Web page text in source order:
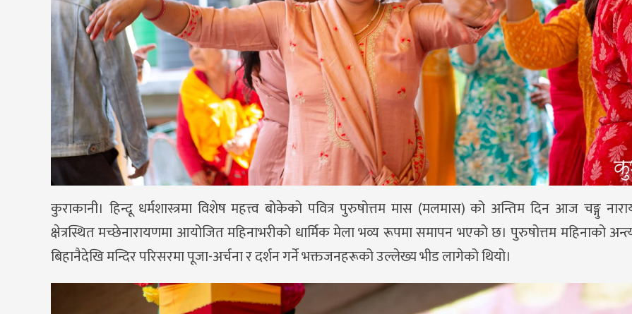
कुराकानी। हिन्दू धर्मशास्त्रमा विशेष महत्त्व बोकेको पवित्र पुरुषोत्तम मास (मलमास) को अन्तिम दिन आज चङ्गु
क्षेत्रस्थित मच्छेनारायणमा आयोजित महिनाभरीको धार्मिक मेला भव्य रूपमा समापन भएको छ। पुरुषोत्तम महिनाको
बिहानैदेखि मन्दिर परिसरमा पूजा-अर्चना र दर्शन गर्ने भक्तजनहरूको उल्लेख्य भीड लागेको थियो।